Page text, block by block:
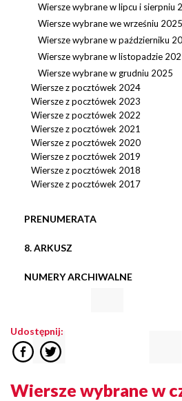
Wiersze wybrane w lipcu i sierpniu
Wiersze wybrane we wrześniu 2025
Wiersze wybrane w październiku
Wiersze wybrane w listopadzie
Wiersze wybrane w grudniu 2025
Wiersze z pocztówek 2024
Wiersze z pocztówek 2023
Wiersze z pocztówek 2022
Wiersze z pocztówek 2021
Wiersze z pocztówek 2020
Wiersze z pocztówek 2019
Wiersze z pocztówek 2018
Wiersze z pocztówek 2017
PRENUMERATA
8. ARKUSZ
NUMERY ARCHIWALNE
Udostępnij:
Wiersze wybrane w